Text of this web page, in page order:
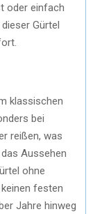
oder einfach
Gürtel
klassischen
bei
reißen, was
Aussehen
ohne
festen
Jahre hinweg